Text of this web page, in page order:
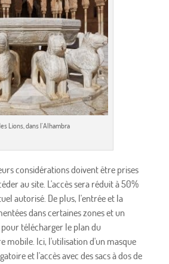
Lions, dans l'Alhambra
considérations doivent être prises
au site. L'accès sera réduit à 50%
autorisé. De plus, l'entrée et la
dans certaines zones et un
pour télécharger le plan du
mobile. Ici, l'utilisation d'un masque
et l'accès avec des sacs à dos de